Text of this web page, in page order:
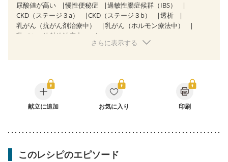
尿酸値が高い 慢性便秘症
過敏性腸症候群（IBS）
CKD（ステージ３a）
CKD（ステージ３b）
透析
乳がん（抗がん剤治療中）
乳がん（ホルモン療法中）
乳がん（放射線治療中）
乳がん治療を終えた方・経過観察中の方など
妊婦健診・血糖値が気になる（初期）
妊娠高血圧(中期)
妊娠糖尿病(初期)
産後（母乳）
産後（ミルク）
骨粗しょう症
関節リウマチ
さらに表示する
献立に追加 お気に入り 印刷
このレシピのエピソード